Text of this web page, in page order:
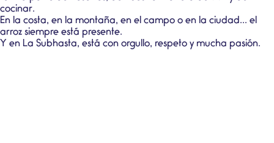
cocinar.
En la costa, en la montaña, en el campo o en la ciudad... el
arroz siempre está presente.
Y en La Subhasta, está con orgullo, respeto y mucha pasión.